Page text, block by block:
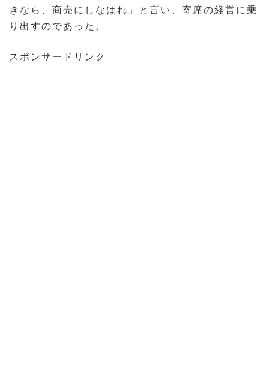
きなら、商売にしなはれ」と言い、寄席の経営に乗
り出すのであった。
スポンサードリンク